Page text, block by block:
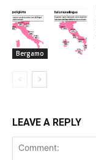
Bergamo
LEAVE A REPLY